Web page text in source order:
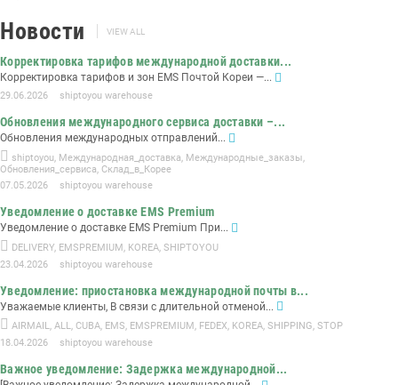
Новости VIEW ALL
Корректировка тарифов международной доставки...
Корректировка тарифов и зон EMS Почтой Кореи —...
29.06.2026 shiptoyou warehouse
Обновления международного сервиса доставки –...
Обновления международных отправлений...
shiptoyou Международная_доставка Международные_заказы
Обновления_сервиса Склад_в_Корее
07.05.2026
shiptoyou warehouse
Уведомление о доставке EMS Premium
Уведомление о доставке EMS Premium При...
DELIVERY, EMSPREMIUM, KOREA, SHIPTOYOU
23.04.2026
shiptoyou warehouse
Уведомление: приостановка международной почты в...
Уважаемые клиенты, В связи с длительной отменой...
AIRMAIL, ALL, CUBA, EMS, EMSPREMIUM , FEDEX, KOREA, SHIPPING, STOP
18.04.2026
shiptoyou warehouse
Важное уведомление: Задержка международной...